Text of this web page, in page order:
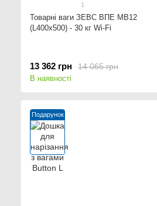
1
Товарні ваги ЗЕВС ВПЕ МВ12
(L400x500) - 30 кг Wi-Fi
14 065 грн
13 362 грн
В наявності
Подарунок